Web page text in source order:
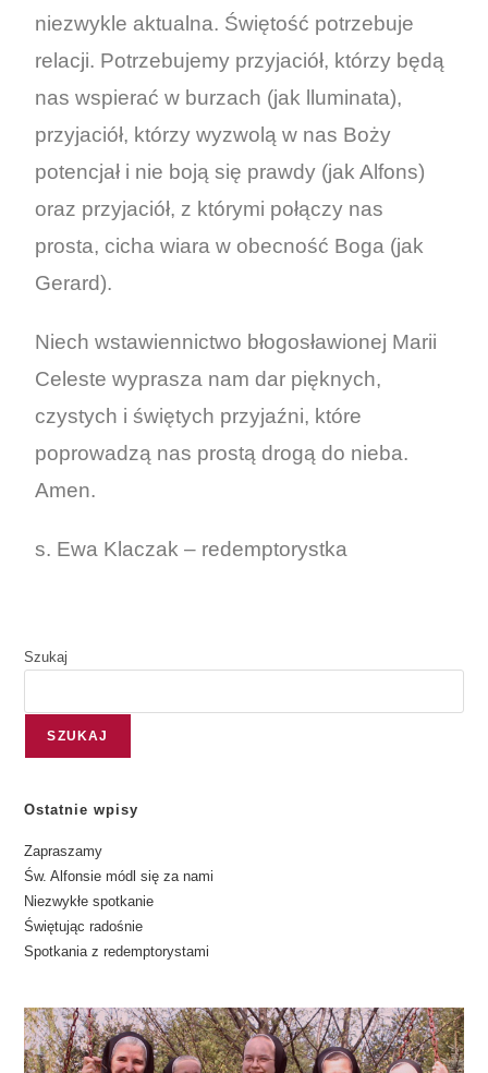
niezwykle aktualna. Świętość potrzebuje
relacji. Potrzebujemy przyjaciół, którzy będą
nas wspierać w burzach (jak lluminata),
przyjaciół, którzy wyzwolą w nas Boży
potencjał i nie boją się prawdy (jak Alfons)
oraz przyjaciół, z którymi połączy nas
prosta, cicha wiara w obecność Boga (jak
Gerard).
Niech wstawiennictwo błogosławionej Marii
Celeste wyprasza nam dar pięknych,
czystych i świętych przyjaźni, które
poprowadzą nas prostą drogą do nieba.
Amen.
s. Ewa Klaczak – redemptorystka
Szukaj
SZUKAJ
Ostatnie wpisy
Zapraszamy
Św. Alfonsie módl się za nami
Niezwykłe spotkanie
Świętując radośnie
Spotkania z redemptorystami